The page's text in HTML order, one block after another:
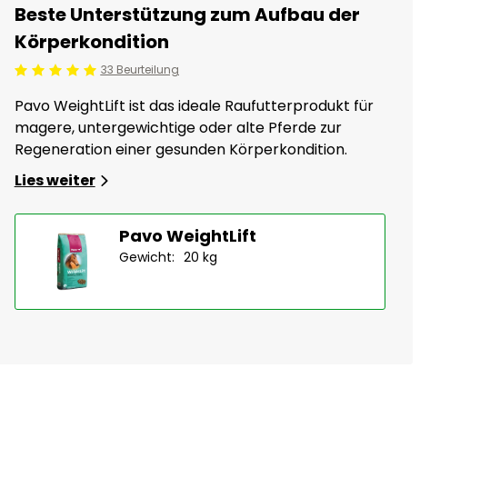
Beste Unterstützung zum Aufbau der
Körperkondition
Beoordeling: 5/5 33 Beurteilung
Pavo WeightLift ist das ideale Raufutterprodukt für
magere, untergewichtige oder alte Pferde zur
Regeneration einer gesunden Körperkondition.
Lies weiter
Pavo WeightLift
Gewicht: 20 kg